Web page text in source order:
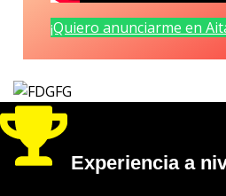
¡Quiero anunciarme en
Experiencia a